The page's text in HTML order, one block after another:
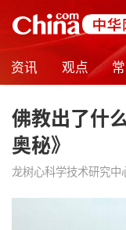
资讯 观点
佛教出了什
奥秘》
龙树心科学技术研究中